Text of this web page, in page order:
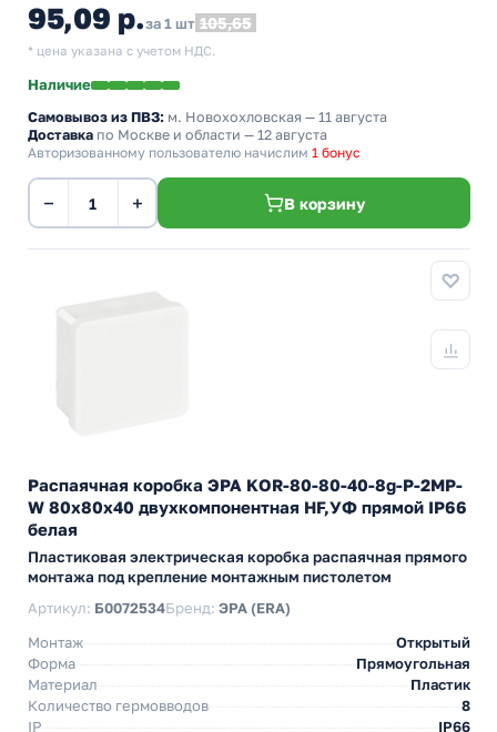
95,09 р.за 1 шт 105,65
* цена указана с учетом НДС.
Наличие
Самовывоз из ПВЗ: м. Новохохловская — 11 августа
Доставка по Москве и области — 12 августа
Авторизованному пользователю начислим 1 бонус
− + В корзину
Распаячная коробка ЭРА KOR-80-80-40-8g-P-2MP-
W 80х80х40 двухкомпонентная HF,УФ прямой IP66
белая
Пластиковая электрическая коробка распаячная прямого
монтажа под крепление монтажным пистолетом
Артикул: Б0072534Бренд: ЭРА (ERA)
Монтаж
Открытый
Форма
Прямоугольная
Материал
Пластик
Количество гермовводов
8
IP
IP66